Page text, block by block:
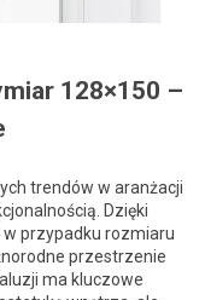
128×150 –
trendów w aranżacji
Dzięki
przypadku rozmiaru
przestrzenie
ma kluczowe